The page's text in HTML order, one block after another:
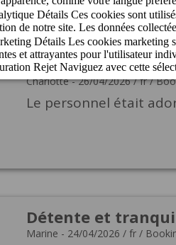
Séjour parfait !
Charlotte-26/04/2026/fr/
Le personnel était
Détente et
Marine - 24/04/2026 / fr /